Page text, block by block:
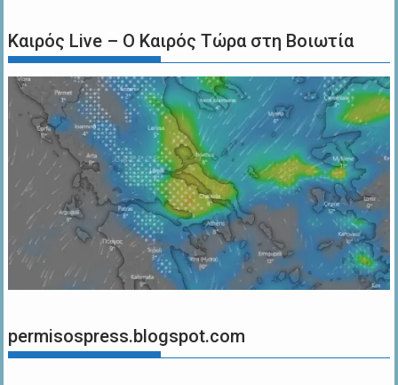
Καιρός Live – Ο Καιρός Τώρα στη Βοιωτία
permisospress.blogspot.com